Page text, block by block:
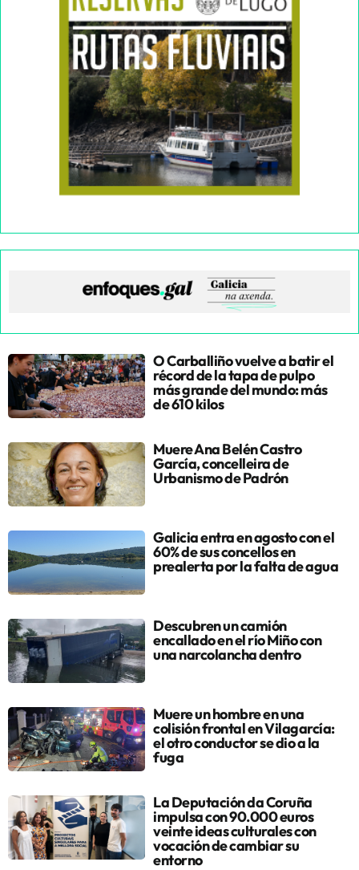
O Carballiño vuelve a batir el
récord de la tapa de pulpo
más grande del mundo: más
de 610 kilos
Muere Ana Belén Castro
García, concelleira de
Urbanismo de Padrón
Galicia entra en agosto con el
60% de sus concellos en
prealerta por la falta de agua
Descubren un camión
encallado en el río Miño con
una narcolancha dentro
Muere un hombre en una
colisión frontal en Vilagarcía:
el otro conductor se dio a la
fuga
La Deputación da Coruña
impulsa con 90.000 euros
veinte ideas culturales con
vocación de cambiar su
entorno